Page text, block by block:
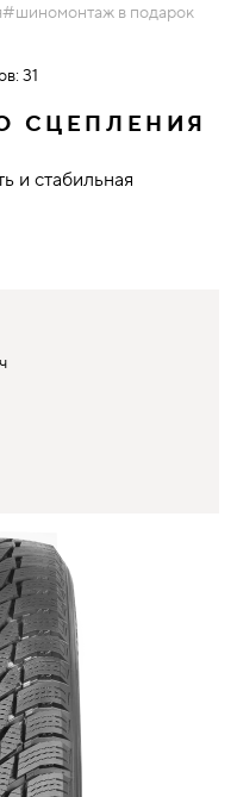
#шиномонтаж в подарок
31
СЦЕПЛЕНИЯ
и стабильная